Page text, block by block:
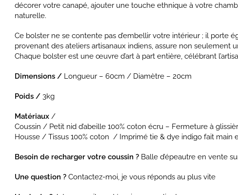
décorer votre canapé, ajouter une touche ethnique à votre
naturelle.
Ce bolster ne se contente pas d’embellir votre intérieur ; il porte
provenant des ateliers artisanaux indiens, assure non seulement
Chaque bolster est une œuvre d’art à part entière, célébrant
Dimensions / Longueur – 60cm / Diamètre – 20cm
Poids / 3kg
Matériaux /
Coussin / Petit nid d’abeille 100% coton écru – Fermeture à
Housse / Tissus 100% coton / Imprimé tie & dye indigo fait main
Besoin de recharger votre coussin ? Balle d’épeautre en vente
Une question ? Contactez-moi, je vous réponds au plus vite